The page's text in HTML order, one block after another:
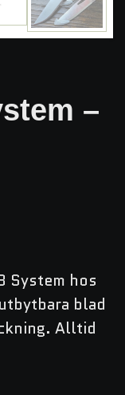
–
System hos
blad
Alltid